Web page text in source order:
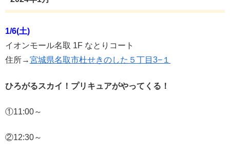
1/6(土)
イオンモール名取 1F なとりコート
住所→宮城県名取市杜せきのした５丁目3−１
ひろがるスカイ！プリキュアがやってくる！
①11:00～
②12:30～